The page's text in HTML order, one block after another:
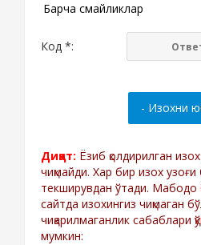
Барча смайликлар
Код *:
Диққат: Ёзиб қолдирилган
чиқмайди. Хар бир изох
текширувдан ўтади. Мабодо
сайтда изохингиз чиқмаган
чиқарилмаганлик сабаблари
мумкин: